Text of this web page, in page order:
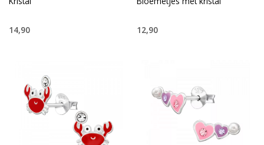
14,90 12,90